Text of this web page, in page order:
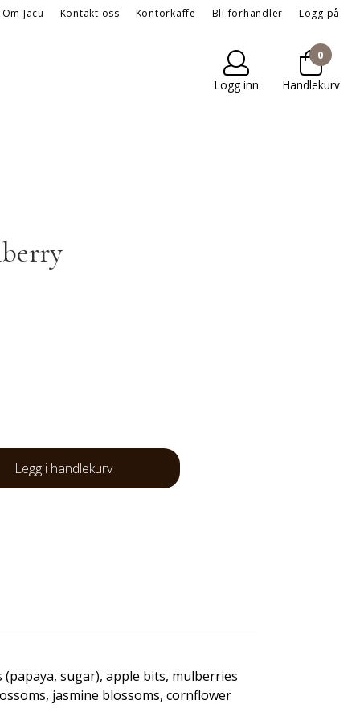
Om Jacu Kontakt oss Kontorkaffe Bli forhandler Logg på
Logg inn
0
Handlekurv
Legg i handlekurv
(papaya, sugar), apple bits, mulberries
jasmine blossoms, cornflower